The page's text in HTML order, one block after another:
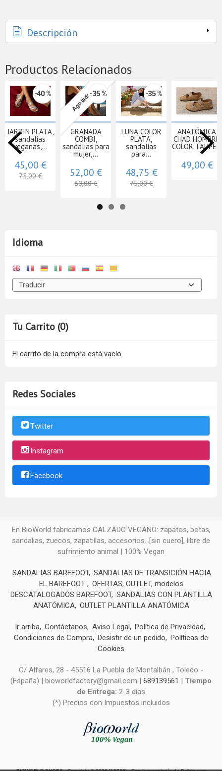
Idioma
Tu Carrito (0)
El carrito de la compra está vacío
Redes Sociales
Twitter
Instagram
Facebook
Descripción
Productos Relacionados
-40 %
JARDIN PLATA,
sandalias
veganas,...
45,00 €
75,00 €
Agotado-35 %
GRANADA
COMBI,
sandalias para
mujer,...
52,00 €
80,00 €
-35 %
LUNA COLOR
PLATA,
sandalias
para...
48,75 €
75,00 €
ANATÓMICA
CHAD HOMBRE
COLOR TAUPE...
49,00 €
En BioWorld fabricamos CALZADO VEGANO: zapatos, botas,
sandalias, zuecos, zapatillas, accesorios...[sin cuero], libre de
sufrimiento animal | 100% Vegan
SANDALIAS BAREFOOT SANDALIAS DE TRANSICIÓN HACIA
EL BAREFOOT
OFERTAS, OUTLET, modelos
DESCATALOGADOS BAREFOOT SANDALIAS CON PLANTILLA
ANATÓMICA OUTLET PLANTILLA ANATÓMICA
Ir arriba Contáctanos Aviso Legal
Política de Privacidad
Condiciones de Compra
Desistir de un pedido
Políticas de
Cookies
C/ Alfares, 28 - 45516 La Puebla de Montalbán , Toledo -
(España) | bioworldfactory@gmail.com | 689139561
Tiempo
de Entrega: 2-3 dias
(*) Precios con Impuestos incluidos